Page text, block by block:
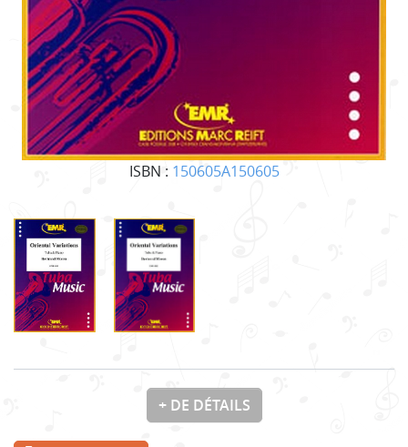
ISBN : 150605A150605
+ DE DÉTAILS